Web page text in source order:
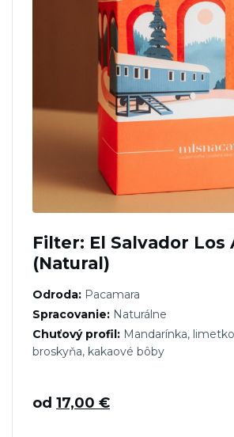
Filter: El Salvador Los
(Natural)
Odroda: Pacamara
Spracovanie: Naturálne
Chuťový profil: Mandarínka,
broskyňa, kakaové bôby
od 17,00 €